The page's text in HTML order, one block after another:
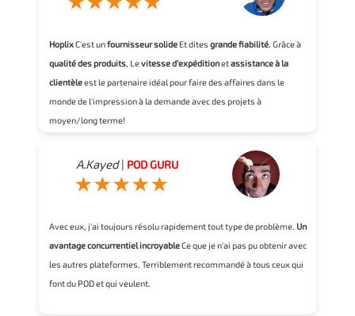
HoplixC'est unfournisseur solideEt dites grande fiabilité. Grâce à
qualité des produits, Levitesse d'expéditionetassistance à la
clientèleest le partenaire idéal pour faire des affaires dans le
monde de l'impression à la demande avec des projets à
moyen/long terme!
A.Kayed| POD GURU
Avec eux, j'ai toujours résolu rapidement tout type de problème. Un
avantage concurrentiel incroyableCe que je n'ai pas pu obtenir avec
les autres plateformes. Terriblement recommandé à tous ceux qui
font du POD et qui veulent.